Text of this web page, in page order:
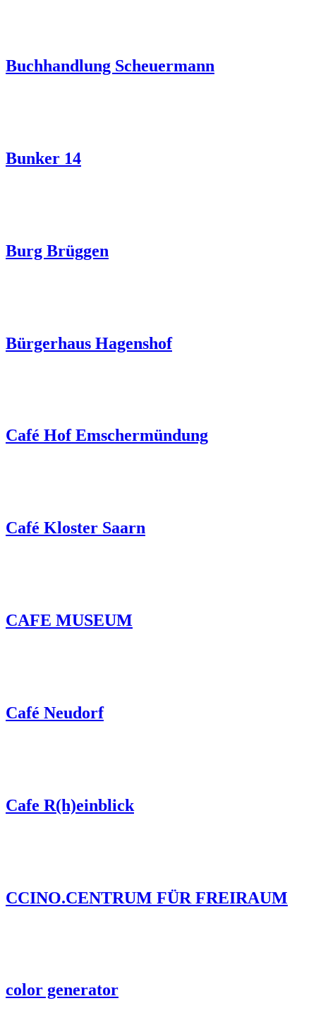
Buchhandlung Scheuermann
Bunker 14
Burg Brüggen
Bürgerhaus Hagenshof
Café Hof Emschermündung
Café Kloster Saarn
CAFE MUSEUM
Café Neudorf
Cafe R(h)einblick
CCINO.CENTRUM FÜR FREIRAUM
color generator